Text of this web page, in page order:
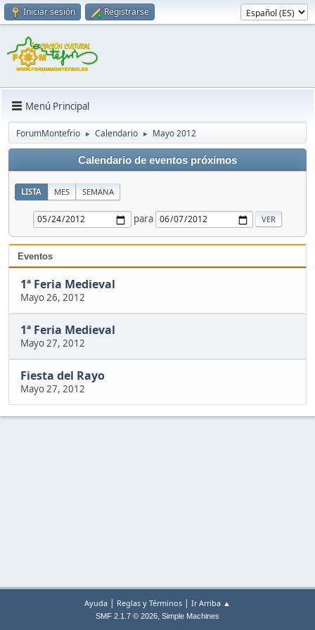
Iniciar sesión Registrarse
Menú Principal
ForumMontefrio ► Calendario ► Mayo 2012
Calendario de eventos próximos
LISTA MES SEMANA
para
Eventos
1ª Feria Medieval
Mayo 26, 2012
1ª Feria Medieval
Mayo 27, 2012
Fiesta del Rayo
Mayo 27, 2012
Ayuda | Reglas y Términos | Ir Arriba ▲
SMF 2.1.7 © 2026, Simple Machines